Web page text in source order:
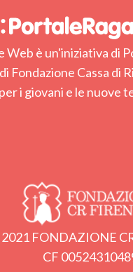
Web è un'iniziativa di
Fondazione Cassa di
per i giovani e le nuove
FONDAZIONE
CF